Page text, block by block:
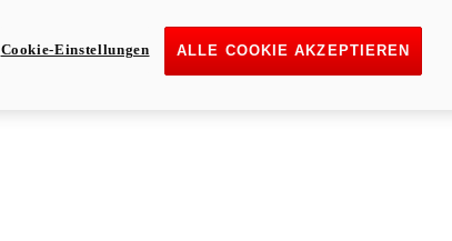
ALLE COOKIE AKZEPTIEREN
Cookie-Einstellungen